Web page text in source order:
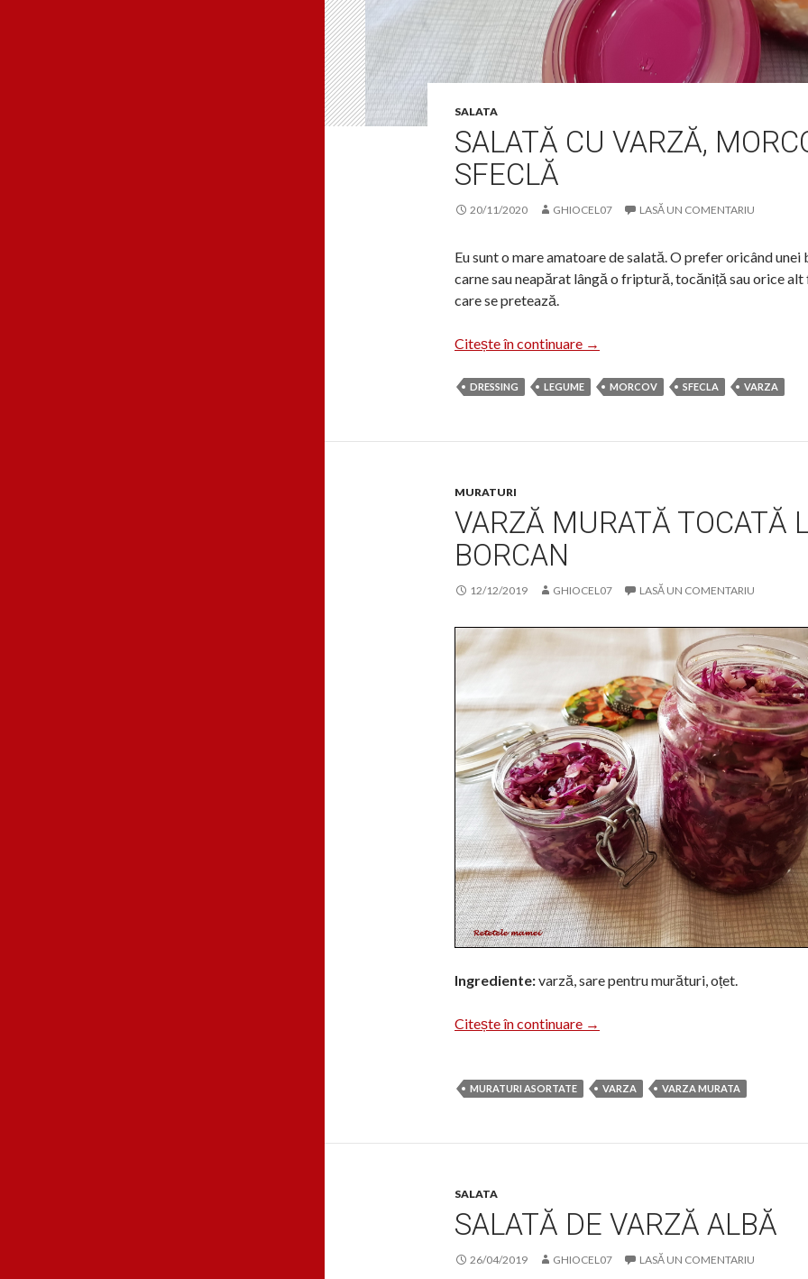
SALATA
SALATĂ CU VARZĂ,
SFECLĂ
20/11/2020 GHIOCEL07 LASĂ UN COMENTARIU
Eu sunt o mare amatoare de salată. O prefer oricând unei
carne sau neapărat lângă o friptură, tocăniță sau orice alt
care se pretează.
Citește în continuare Salată cu varză, morcov și sfeclă
→
DRESSING LEGUME MORCOV SFECLA VARZA
MURATURI
VARZĂ MURATĂ TOCATĂ
BORCAN
12/12/2019 GHIOCEL07 LASĂ UN COMENTARIU
Ingrediente:varză, sare pentru murături, oțet.
Citește în continuare Varză murată tocată la borcan
→
MURATURI ASORTATE VARZA VARZA MURATA
SALATA
SALATĂ DE VARZĂ ALBĂ
26/04/2019 GHIOCEL07 LASĂ UN COMENTARIU